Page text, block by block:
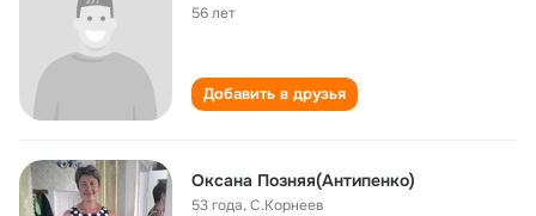
56 лет
Добавить в друзья
Оксана Позняя(Антипенко)
53 года,С.Корнеев